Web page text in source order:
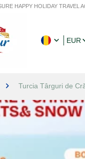
HAPPY HOLIDAY TRAVEL
EUR
Turcia Târguri de